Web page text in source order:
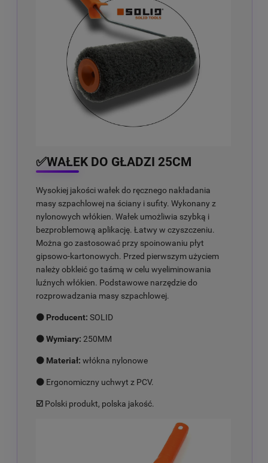
✅WAŁEK DO GŁADZI 25CM
Wysokiej jakości wałek do ręcznego nakładania
masy szpachlowej na ściany i sufity. Wykonany z
nylonowych włókien. Wałek umożliwia szybką i
bezproblemową aplikację. Łatwy w czyszczeniu.
Można go zastosować przy spoinowaniu płyt
gipsowo-kartonowych. Przed pierwszym użyciem
należy obkleić go taśmą w celu wyeliminowania
luźnych włókien. Podstawowe narzędzie do
rozprowadzania masy szpachlowej.
⚫ Producent: SOLID
⚫ Wymiary: 250MM
⚫ Materiał: włókna nylonowe
⚫Ergonomiczny uchwyt z PCV.
☑️Polski produkt, polska jakość.